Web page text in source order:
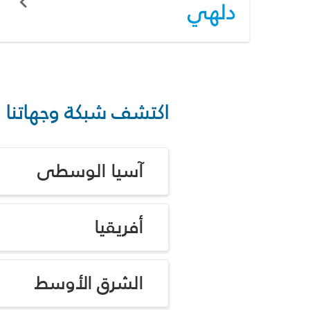
دلهي
اكتشف شبكة وجهاتنا
آسيا الوسطى
أفريقيا
الشرق الأوسط